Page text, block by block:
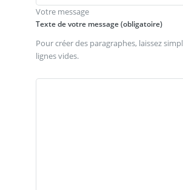
Votre message
Texte de votre message (obligatoire)
Pour créer des paragraphes, laissez
lignes vides.